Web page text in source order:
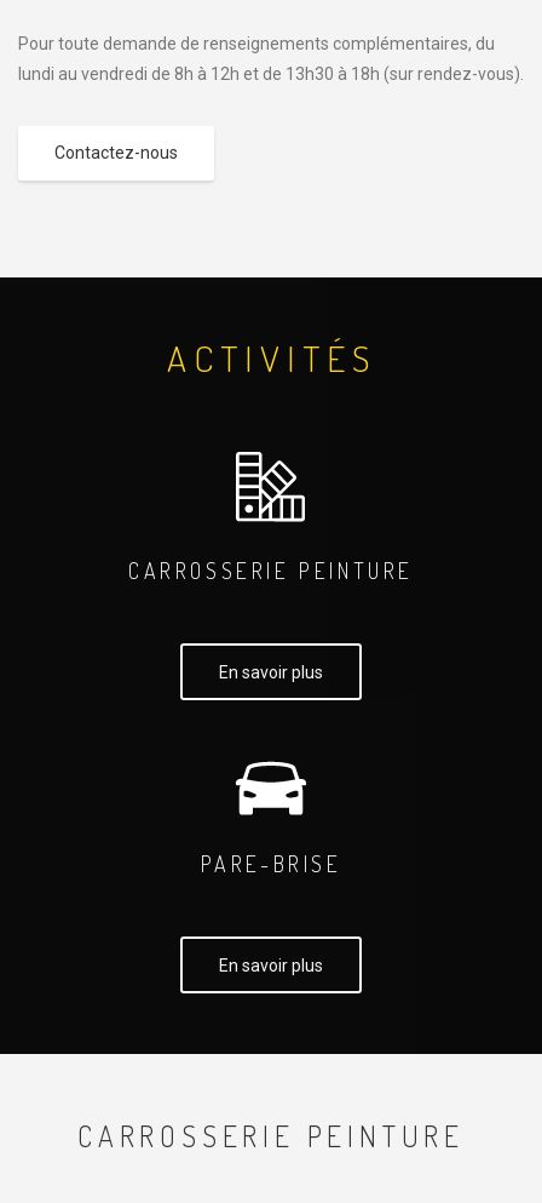
Pour toute demande de renseignements complémentaires, du
lundi au vendredi de 8h à 12h et de 13h30 à 18h (sur rendez-vous).
Contactez-nous
ACTIVITÉS
CARROSSERIE PEINTURE
En savoir plus
PARE-BRISE
En savoir plus
CARROSSERIE PEINTURE